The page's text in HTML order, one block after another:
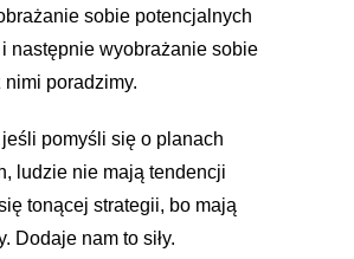
sobie potencjalnych
następnie wyobrażanie sobie
nimi poradzimy.
pomyśli się o planach
ludzie nie mają tendencji
tonącej strategii, bo mają
Dodaje nam to siły.